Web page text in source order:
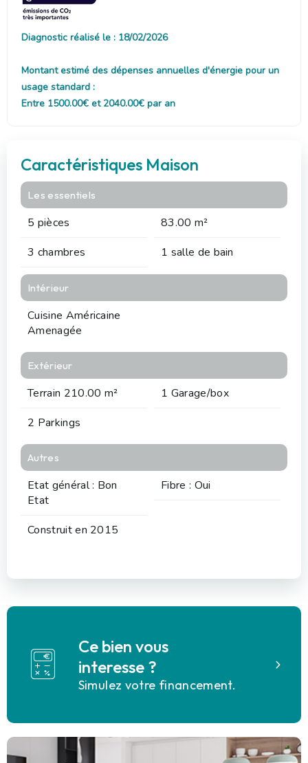
Diagnostic réalisé le : 18/02/2026
Montant estimé des dépenses annuelles d'énergie pour un
usage standard :
Entre 1500.00€ et 2040.00€ par an
Caractéristiques Maison
Les essentiels
5 pièces
83.00 m²
3 chambres
1 salle de bain
Intérieur
Cuisine Américaine
Amenagée
Extérieur
Terrain 210.00 m²
1 Garage/box
2 Parkings
Autres
Etat général : Bon
Etat
Fibre : Oui
Construit en 2015
Ce bien vous
interesse ?
Simulez votre financement.